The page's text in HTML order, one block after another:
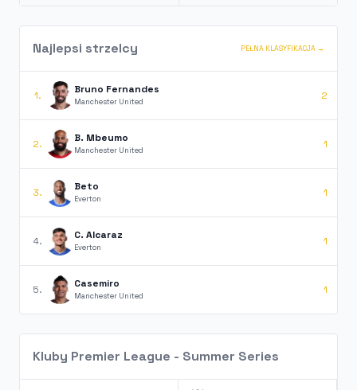
Najlepsi strzelcy PEŁNA KLASYFIKACJA →
1. Bruno Fernandes
Manchester United 2
2. B. Mbeumo
Manchester United 1
3. Beto
Everton 1
4. C. Alcaraz
Everton 1
5. Casemiro
Manchester United 1
Kluby Premier League - Summer Series